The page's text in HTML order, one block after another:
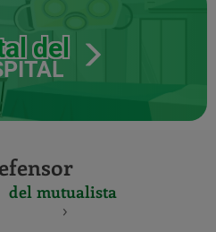
del
del mutualista